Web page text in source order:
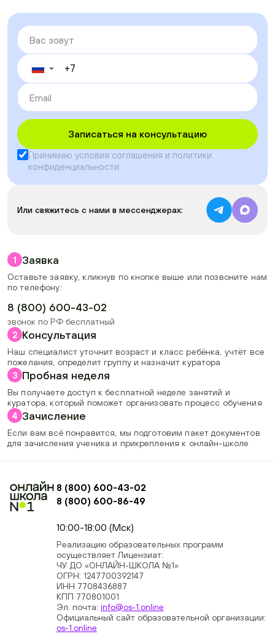
▼
Записаться на консультацию
Принимаю условия соглашения и политики
конфиденциальности.
Или свяжитесь с нами в мессенджерах:
1 Заявка
Оставьте заявку, кликнув по кнопке выше или позвоните нам
по телефону:
8 (800) 600-43-02
звонок по РФ бесплатный
2 Консультация
Наш специалист уточнит возраст и класс ребёнка, учтёт все
пожелания, определит группу и назначит куратора
3 Пробная неделя
Вы получаете доступ к бесплатной неделе занятий и
куратора, который поможет организовать процесс обучения
4 Зачисление
Если вам всё понравится, мы подготовим пакет документов
для зачисления ученика и прикрепления к онлайн-школе
8 (800) 600-43-02
8 (800) 600-86-49
10:00-18:00 (Мск)
Реализацию образовательных программ
осуществляет Лицензиат:
ЧУ ДО «ОНЛАЙН-ШКОЛА №1»
ОГРН: 1247700392147
ИНН 7708436887
КПП 770801001
Эл. почта: info@os-1.online
Официальный сайт образовательной организации:
os-1.online